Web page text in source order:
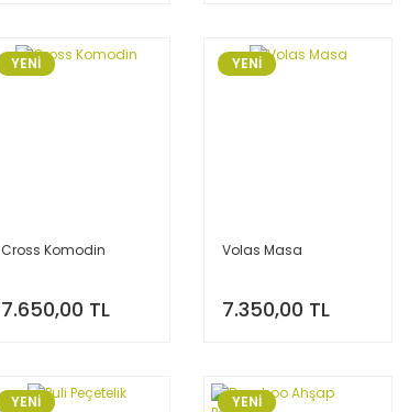
YENİ
Cross Komodin
7.650,00 TL
YENİ
Volas Masa
7.350,00 TL
YENİ YENİ